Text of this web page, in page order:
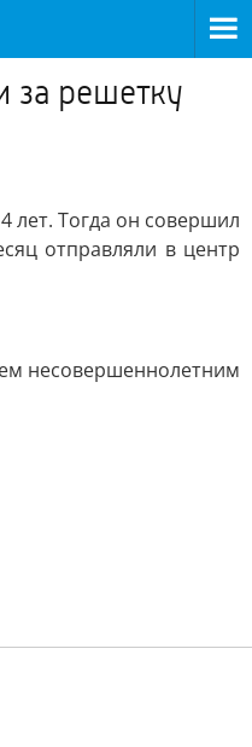
за решетку
лет. Тогда он совершил
отправляли в центр
несовершеннолетним